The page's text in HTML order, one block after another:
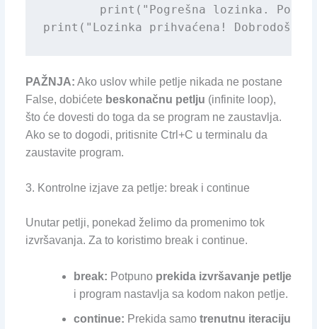
print("Pogrešna lozinka.
print("Lozinka prihvaćena!
PAŽNJA: Ako uslov while petlje nikada ne postane
False, dobićete beskonačnu petlju (infinite loop),
što će dovesti do toga da se program ne zaustavlja.
Ako se to dogodi, pritisnite Ctrl+C u terminalu da
zaustavite program.
3. Kontrolne izjave za petlje: break i continue
Unutar petlji, ponekad želimo da promenimo tok
izvršavanja. Za to koristimo break i continue.
break: Potpuno prekida izvršavanje petlje
i program nastavlja sa kodom nakon petlje.
continue: Prekida samo trenutnu iteraciju